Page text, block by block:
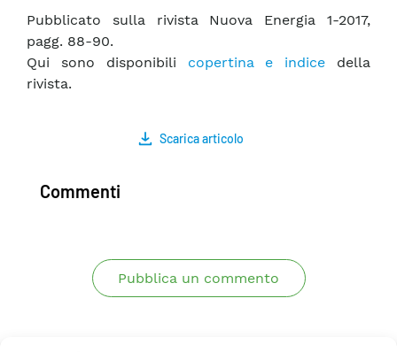
Pubblicato sulla rivista Nuova Energia 1-2017,
pagg. 88-90.
Qui sono disponibili copertina e indice della
rivista.
Scarica articolo
Commenti
Pubblica un commento